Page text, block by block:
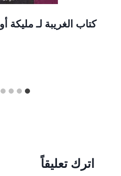
كتاب الغريبة لـ مليكة
اترك تعليقاً